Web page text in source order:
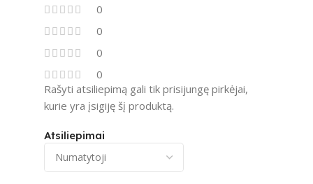
0
0
0
0
Atsiliepimai
Rašyti atsiliepimą gali tik prisijungę pirkėjai,
kurie yra įsigiję šį produktą.